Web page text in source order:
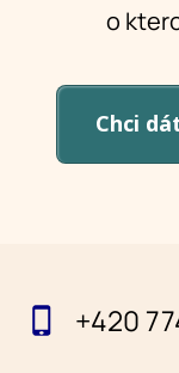
o
Chci
+420